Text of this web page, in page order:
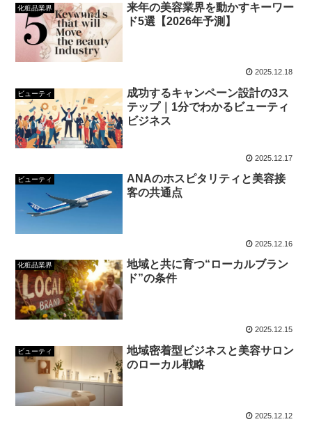
化粧品業界
来年の美容業界を動かすキーワー
ド5選【2026年予測】
2025.12.18
ビューティ
成功するキャンペーン設計の3ス
テップ｜1分でわかるビューティ
ビジネス
2025.12.17
ビューティ
ANAのホスピタリティと美容接
客の共通点
2025.12.16
化粧品業界
地域と共に育つ“ローカルブラン
ド”の条件
2025.12.15
ビューティ
地域密着型ビジネスと美容サロン
のローカル戦略
2025.12.12